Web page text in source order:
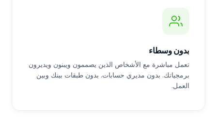
بدون وسطاء
تعمل مباشرة مع الأشخاص الذين يصممون ويبنون ويديرون
برمجياتك. بدون مديري حسابات. بدون طبقات بينك وبين
العمل.